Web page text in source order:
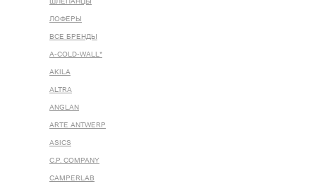
ЛОФЕРЫ
ВСЕ БРЕНДЫ
A-COLD-WALL*
AKILA
ALTRA
ANGLAN
ARTE ANTWERP
ASICS
C.P. COMPANY
CAMPERLAB